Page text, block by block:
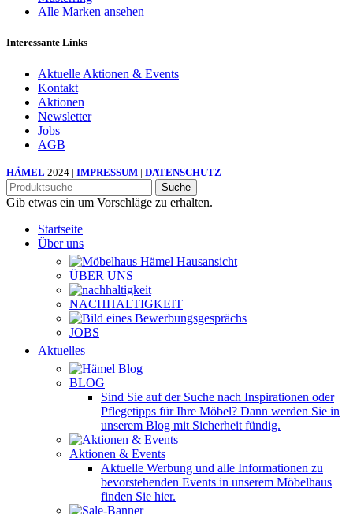
Alle Marken ansehen
Interessante Links
Aktuelle Aktionen & Events
Kontakt
Aktionen
Newsletter
Jobs
AGB
HÄMEL 2024 | IMPRESSUM | DATENSCHUTZ
Suche
Gib etwas ein um Vorschläge zu erhalten.
Startseite
Über uns
ÜBER UNS
NACHHALTIGKEIT
JOBS
Aktuelles
BLOG
Sind Sie auf der Suche nach Inspirationen oder
Pflegetipps für Ihre Möbel? Dann werden Sie in
unserem Blog mit Sicherheit fündig.
Aktionen & Events
Aktuelle Werbung und alle Informationen zu
bevorstehenden Events in unserem Möbelhaus
finden Sie hier.